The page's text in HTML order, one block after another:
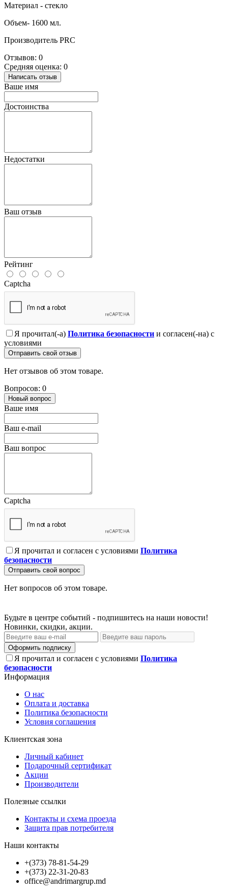
Материал - стекло
Объем- 1600 мл.
Производитель PRC
Отзывов: 0
Средняя оценка: 0
Написать отзыв
Ваше имя
Достоинства
Недостатки
Ваш отзыв
Рейтинг
Captcha
Я прочитал(-а) Политика безопасности и согласен(-на) с
условиями
Отправить свой отзыв
Нет отзывов об этом товаре.
Вопросов: 0
Новый вопрос
Ваше имя
Ваш e-mail
Ваш вопрос
Captcha
Я прочитал и согласен с условиями Политика
безопасности
Отправить свой вопрос
Нет вопросов об этом товаре.
Будьте в центре событий - подпишитесь на наши новости!
Новинки, скидки, акции.
Оформить подписку
Я прочитал и согласен с условиями Политика
безопасности
Информация
О нас
Оплата и доставка
Политика безопасности
Условия соглашения
Клиентская зона
Личный кабинет
Подарочный сертификат
Акции
Производители
Полезные ссылки
Контакты и схема проезда
Защита прав потребителя
Наши контакты
+(373) 78-81-54-29
+(373) 22-31-20-83
office@andrimargrup.md